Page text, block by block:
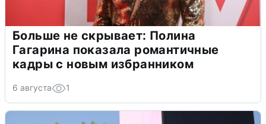
Больше не скрывает: Полина
Гагарина показала романтичные
кадры с новым избранником
6 августа 1